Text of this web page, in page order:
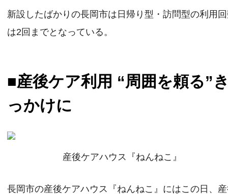
新設したばかりの長岡市は日帰り型・訪問型の利用
は2回までとなっている。
■産後ケア利用 “周囲を頼る”
っかけに
産後ケアハウス『ねんねこ』
長岡市の産後ケアハウス『ねんねこ』にはこの日、